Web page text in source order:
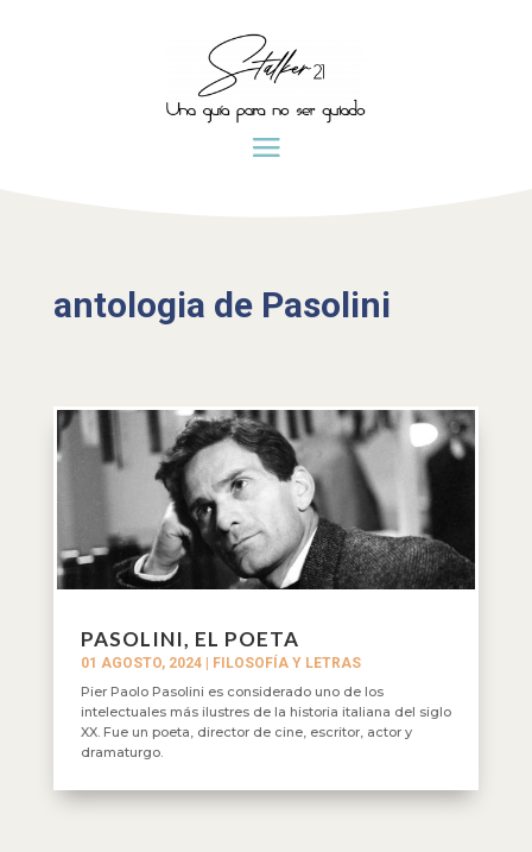
antologia de Pasolini
PASOLINI, EL POETA
01 AGOSTO, 2024|
FILOSOFÍA Y LETRAS
Pier Paolo Pasolini es considerado uno de los
intelectuales más ilustres de la historia italiana del siglo
XX. Fue un poeta, director de cine, escritor, actor y
dramaturgo.